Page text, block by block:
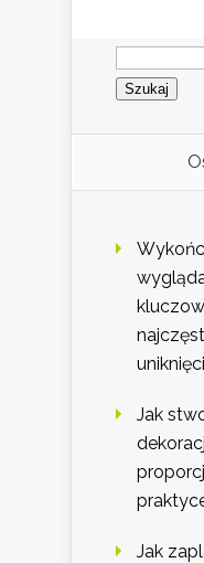
Szukaj:
Jak
Jak